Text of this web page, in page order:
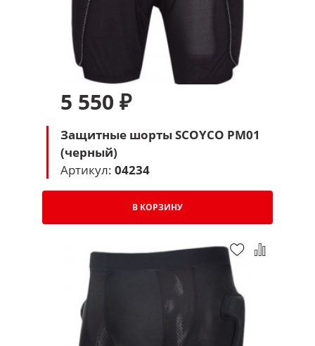
5 550 ₽
Защитные шорты SCOYCO PM01
(черный)
Артикул: 04234
В КОРЗИНУ